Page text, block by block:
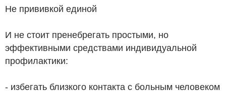
Не прививкой единой
И не стоит пренебрегать простыми, но
эффективными средствами индивидуальной
профилактики:
- избегать близкого контакта с больным человеком